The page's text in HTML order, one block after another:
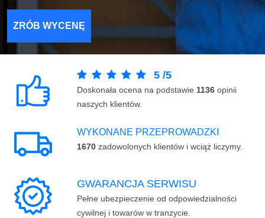
ZRÓB WYCENĘ
5 /5
Doskonała ocena na podstawie 1136 opinii
naszych klientów.
WYKONANE PRZEPROWADZKI
1670 zadowolonych klientów i wciąż liczymy.
GWARANCJA SERWISU
Pełne ubezpieczenie od odpowiedzialności
cywilnej i towarów w tranzycie.